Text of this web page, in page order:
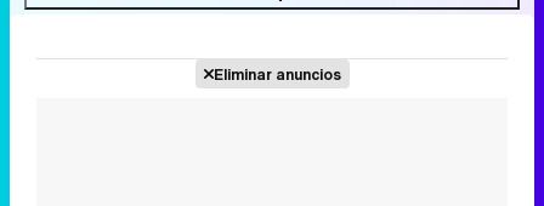
Eliminar anuncios